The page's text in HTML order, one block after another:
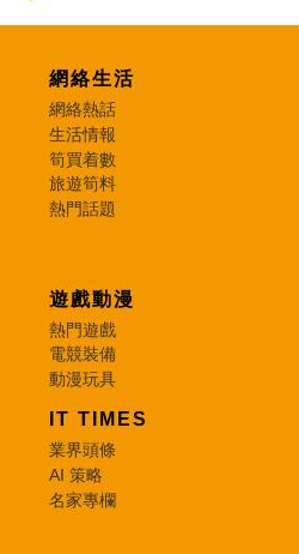
網絡生活
網絡熱話
生活情報
筍買着數
旅遊筍料
熱門話題
遊戲動漫
熱門遊戲
電競裝備
動漫玩具
IT TIMES
業界頭條
AI 策略
名家專欄